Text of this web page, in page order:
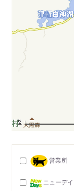
営業所
ニューデ